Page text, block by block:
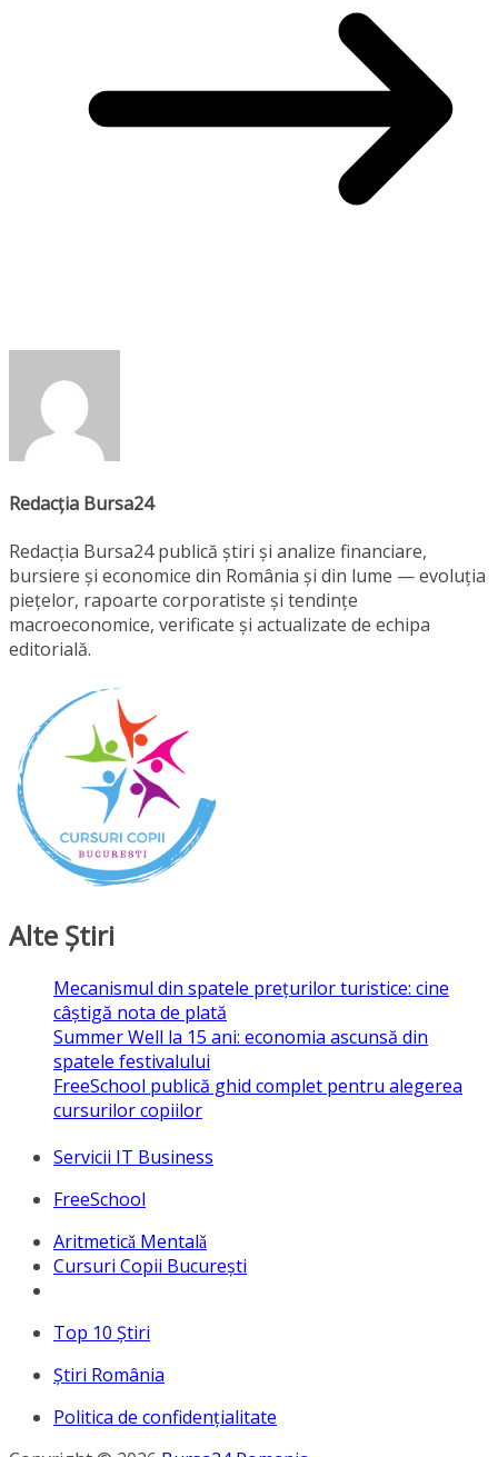
Redacția Bursa24
Redacția Bursa24 publică știri și analize financiare,
bursiere și economice din România și din lume — evoluția
piețelor, rapoarte corporatiste și tendințe
macroeconomice, verificate și actualizate de echipa
editorială.
Alte Ştiri
Mecanismul din spatele prețurilor turistice: cine
câștigă nota de plată
Summer Well la 15 ani: economia ascunsă din
spatele festivalului
FreeSchool publică ghid complet pentru alegerea
cursurilor copiilor
Servicii IT Business
FreeSchool
Aritmeticǎ Mentalǎ
Cursuri Copii București
Top 10 Ştiri
Ştiri România
Politica de confidențialitate